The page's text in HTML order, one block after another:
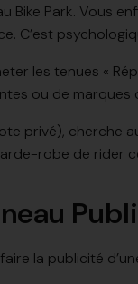
Bike Park. Vous
C’est
les tenues «
ou de marques
privé),
robe de rider
la publicité